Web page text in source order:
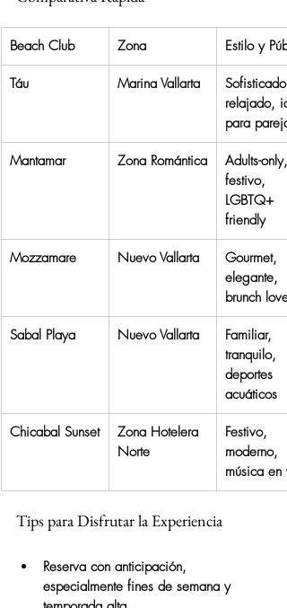
Beach Club Zona Estilo y
Táu Marina Vallarta
Sofisticado,
relajado,
para parejas
Mantamar Zona Romántica
Adults-only,
festivo,
LGBTQ+
friendly
Mozzamare Nuevo Vallarta
Gourmet,
elegante,
brunch
Sabal Playa Nuevo Vallarta
Familiar,
tranquilo,
deportes
acuáticos
Chicabal Sunset
Zona Hotelera
Norte
Festivo,
moderno,
música en
Tips para Disfrutar la Experiencia
Reserva con anticipación,
especialmente fines de semana y